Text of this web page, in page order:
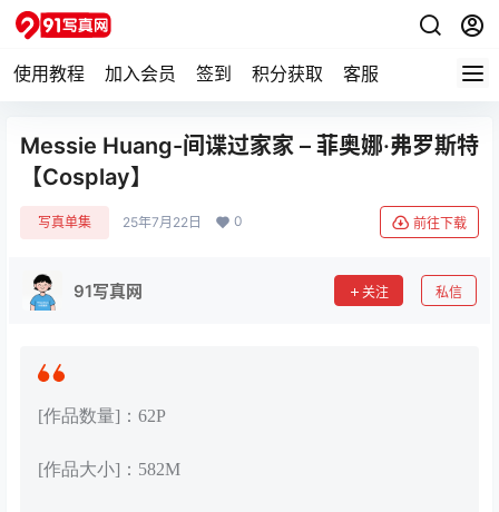
使用教程 加入会员 签到 积分获取 客服
Messie Huang-间谍过家家 – 菲奥娜·弗罗斯特
【Cosplay】
写真单集 25年7月22日 0 前往下载
91写真网 关注 私信
[作品数量]：62P
[作品大小]：582M